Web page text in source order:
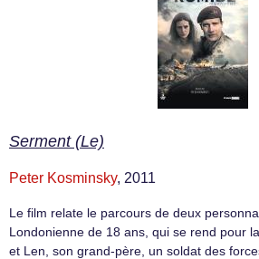
Serment (Le)
Peter Kosminsky, 2011
Le film relate le parcours de deux
Londonienne de 18 ans, qui se rend pour
et Len, son grand-père, un soldat des